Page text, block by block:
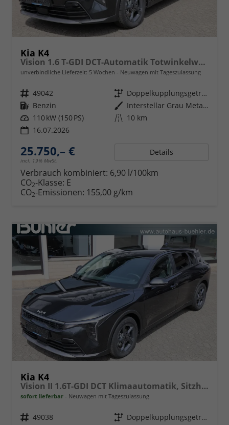
Kia K4
Vision 1.6 T-GDI DCT-Automatik Totwinkelwarner, Navigation, Sitzheizung, LED-Scheinwerfer
unverbindliche Lieferzeit: 5 Wochen Neuwagen mit Tageszulassung
Fahrzeugnr. 49042 Getriebe
Doppelkupplungsgetriebe (DSG)
Kraftstoff Benzin Außenfarbe
Interstellar Grau Metallic
Leistung 110 kW (150 PS) Kilometerstand 10 km
16.07.2026
25.750,– €
incl. 19% MwSt.
Details
Verbrauch kombiniert: 6,90 l/100km
CO2-Klasse: E
CO2-Emissionen: 155,00 g/km
Kia K4
Vision II 1.6T-GDI DCT Klimaautomatik, Sitzheizung, Navigation, Apple Carplay, Android Auto
sofort lieferbar Neuwagen mit Tageszulassung
Fahrzeugnr. 49038 Getriebe
Doppelkupplungsgetriebe (DSG)